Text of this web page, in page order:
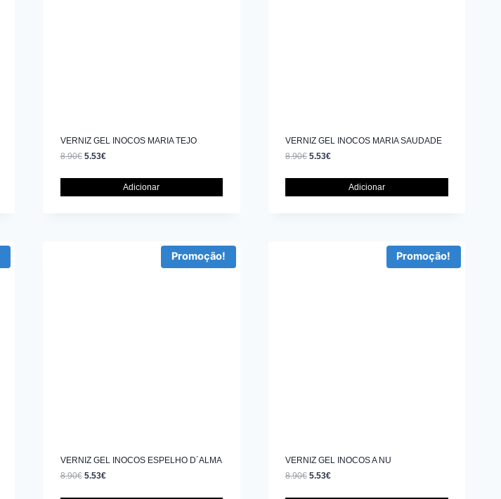
VERNIZ GEL INOCOS MARIA TEJO
8.90€ 5.53€
Adicionar
VERNIZ GEL INOCOS MARIA SAUDADE
8.90€ 5.53€
Adicionar
Promoção!
VERNIZ GEL INOCOS ESPELHO D´ALMA
8.90€ 5.53€
Promoção!
VERNIZ GEL INOCOS A NU
8.90€ 5.53€